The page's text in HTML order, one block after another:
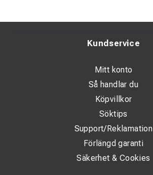
Kundservice
Mitt konto
Så handlar du
Köpvillkor
Söktips
Support/Reklamation
Förlängd garanti
Säkerhet & Cookies